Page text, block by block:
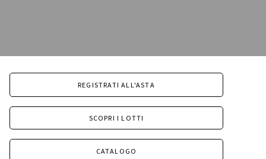
REGISTRATI ALL'ASTA
SCOPRI I LOTTI
CATALOGO